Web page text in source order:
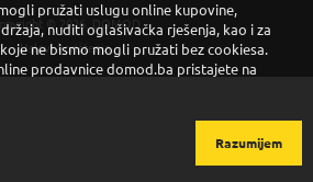
© 2026. DOMOD.
Uslovi korištenja.
pružati uslugu online kupovine,
nuditi oglašivačka rješenja, kao i za
ne bismo mogli pružati bez cookiesa.
prodavnice domod.ba pristajete na
Razumijem